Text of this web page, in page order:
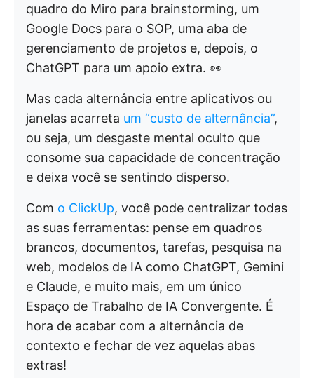
quadro do Miro para brainstorming, um
Google Docs para o SOP, uma aba de
gerenciamento de projetos e, depois, o
ChatGPT para um apoio extra. 👀
Mas cada alternância entre aplicativos ou
janelas acarreta um “custo de alternância”,
ou seja, um desgaste mental oculto que
consome sua capacidade de concentração
e deixa você se sentindo disperso.
Com o ClickUp, você pode centralizar todas
as suas ferramentas: pense em quadros
brancos, documentos, tarefas, pesquisa na
web, modelos de IA como ChatGPT, Gemini
e Claude, e muito mais, em um único
Espaço de Trabalho de IA Convergente. É
hora de acabar com a alternância de
contexto e fechar de vez aquelas abas
extras!